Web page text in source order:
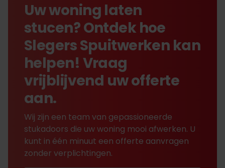
Uw woning laten
stucen? Ontdek hoe
Slegers Spuitwerken kan
helpen! Vraag
vrijblijvend uw offerte
aan.
Wij zijn een team van gepassioneerde
stukadoors die uw woning mooi afwerken. U
kunt in één minuut een offerte aanvragen
zonder verplichtingen.